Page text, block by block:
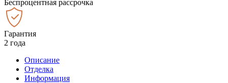
Беспроцентная рассрочка
Гарантия
2 года
Описание
Отделка
Информация